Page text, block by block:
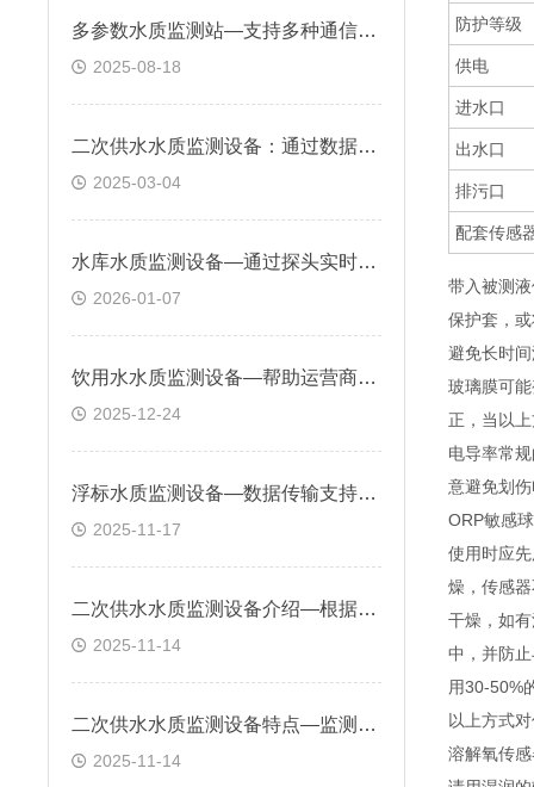
多参数水质监测站—支持多种通信方式，可实现数据的远程传输和实时监控
2025-08-18
二次供水水质监测设备：通过数据分析预测水质趋势，为水质管理提供科学依据
2025-03-04
水库水质监测设备—通过探头实时采集水样数据，利用内置分析单元进行处理
2026-01-07
饮用水水质监测设备—帮助运营商监控水质变化，保障饮用水符合卫生标准
2025-12-24
浮标水质监测设备—数据传输支持多种通信方式，可实现监测数据的远程传输
2025-11-17
二次供水水质监测设备介绍—根据应用场景和监测目的可自行选择搭配检测参数
2025-11-14
二次供水水质监测设备特点—监测水中pH值、溶解氧、浊度参数，确保水安全
2025-11-14
防护等级
供电
进水口
出水口
排污口
配套传感
带入被测
保护套，
避免长时
玻璃膜可
正，当以
电导率常
意避免划
ORP敏感
使用时应
燥，传感
干燥，如
中，并防
用30-50%
以上方式
溶解氧传